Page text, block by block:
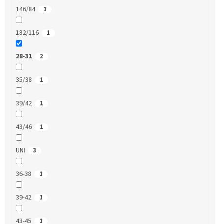
146/84 1
182/116 1
28-31 2
35/38 1
39/42 1
43/46 1
UNI 3
36-38 1
39-42 1
43-45 1